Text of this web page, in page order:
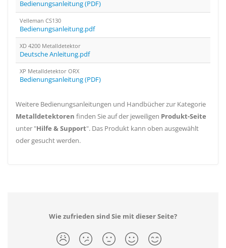
Bedienungsanleitung (PDF)
Velleman CS130
Bedienungsanleitung.pdf
XD 4200 Metalldetektor
Deutsche Anleitung.pdf
XP Metalldetektor ORX
Bedienungsanleitung (PDF)
Weitere Bedienungsanleitungen und Handbücher zur Kategorie
Metalldetektoren finden Sie auf der jeweiligen Produkt-Seite
unter "Hilfe & Support". Das Produkt kann oben ausgewählt
oder gesucht werden.
Wie zufrieden sind Sie mit dieser Seite?